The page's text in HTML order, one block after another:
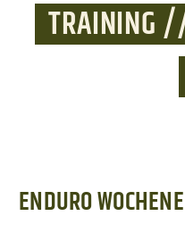
TRAINING
ENDURO